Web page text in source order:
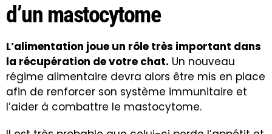
d’un mastocytome
L’alimentation joue un rôle très important dans
la récupération de votre chat. Un nouveau
régime alimentaire devra alors être mis en place
afin de renforcer son système immunitaire et
l’aider à combattre le mastocytome.